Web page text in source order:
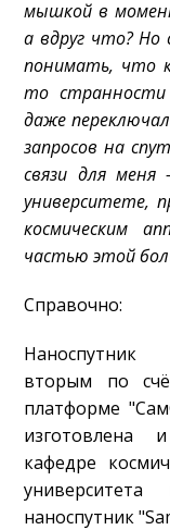
мышкой в
а вдруг что? Но
понимать, что к
то странности
даже
запросов на
связи для
университете,
космическим
частью этой
Справочно:
Наноспутник
вторым по
платформе
изготовлена
кафедре
наноспутник